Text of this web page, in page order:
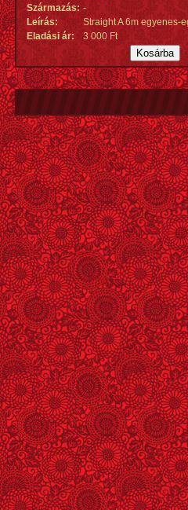
Származás: -
Leírás:
Straight A 6m egyenes-
Eladási ár:
3 000 Ft